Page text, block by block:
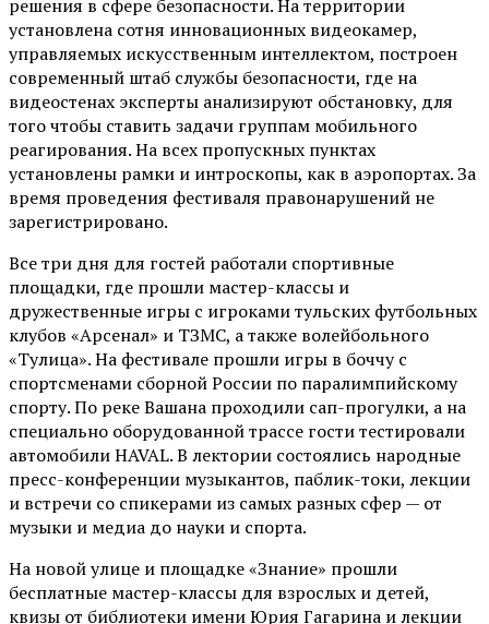
решения в сфере безопасности. На территории
установлена сотня инновационных видеокамер,
управляемых искусственным интеллектом, построен
современный штаб службы безопасности, где на
видеостенах эксперты анализируют обстановку, для
того чтобы ставить задачи группам мобильного
реагирования. На всех пропускных пунктах
установлены рамки и интроскопы, как в аэропортах. За
время проведения фестиваля правонарушений не
зарегистрировано.
Все три дня для гостей работали спортивные
площадки, где прошли мастер-классы и
дружественные игры с игроками тульских футбольных
клубов «Арсенал» и ТЗМС, а также волейбольного
«Тулица». На фестивале прошли игры в боччу с
спортсменами сборной России по паралимпийскому
спорту. По реке Вашана проходили сап-прогулки, а на
специально оборудованной трассе гости тестировали
автомобили HAVAL. В лектории состоялись народные
пресс-конференции музыкантов, паблик-токи, лекции
и встречи со спикерами из самых разных сфер — от
музыки и медиа до науки и спорта.
На новой улице и площадке «Знание» прошли
бесплатные мастер-классы для взрослых и детей,
квизы от библиотеки имени Юрия Гагарина и лекции